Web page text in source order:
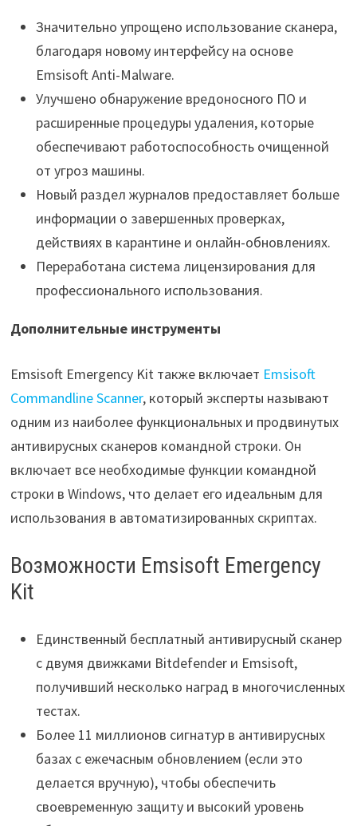
Значительно упрощено использование сканера,
благодаря новому интерфейсу на основе
Emsisoft Anti-Malware.
Улучшено обнаружение вредоносного ПО и
расширенные процедуры удаления, которые
обеспечивают работоспособность очищенной
от угроз машины.
Новый раздел журналов предоставляет больше
информации о завершенных проверках,
действиях в карантине и онлайн-обновлениях.
Переработана система лицензирования для
профессионального использования.
Дополнительные инструменты
Emsisoft Emergency Kit также включает Emsisoft
Commandline Scanner, который эксперты называют
одним из наиболее функциональных и продвинутых
антивирусных сканеров командной строки. Он
включает все необходимые функции командной
строки в Windows, что делает его идеальным для
использования в автоматизированных скриптах.
Возможности Emsisoft Emergency
Kit
Единственный бесплатный антивирусный сканер
с двумя движками Bitdefender и Emsisoft,
получивший несколько наград в многочисленных
тестах.
Более 11 миллионов сигнатур в антивирусных
базах с ежечасным обновлением (если это
делается вручную), чтобы обеспечить
своевременную защиту и высокий уровень